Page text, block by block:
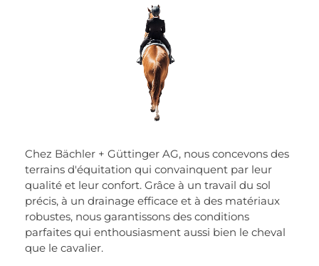
Chez Bächler + Güttinger AG, nous concevons des
terrains d'équitation qui convainquent par leur
qualité et leur confort. Grâce à un travail du sol
précis, à un drainage efficace et à des matériaux
robustes, nous garantissons des conditions
parfaites qui enthousiasment aussi bien le cheval
que le cavalier.